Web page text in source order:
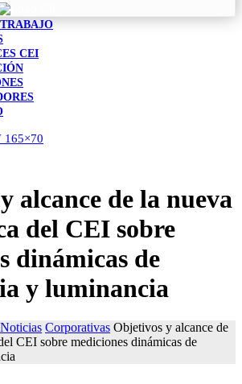
CEI
alcance de la nueva
del CEI sobre
dinámicas de
y luminancia
Noticias Corporativas Objetivos y alcance de
CEI sobre mediciones dinámicas de